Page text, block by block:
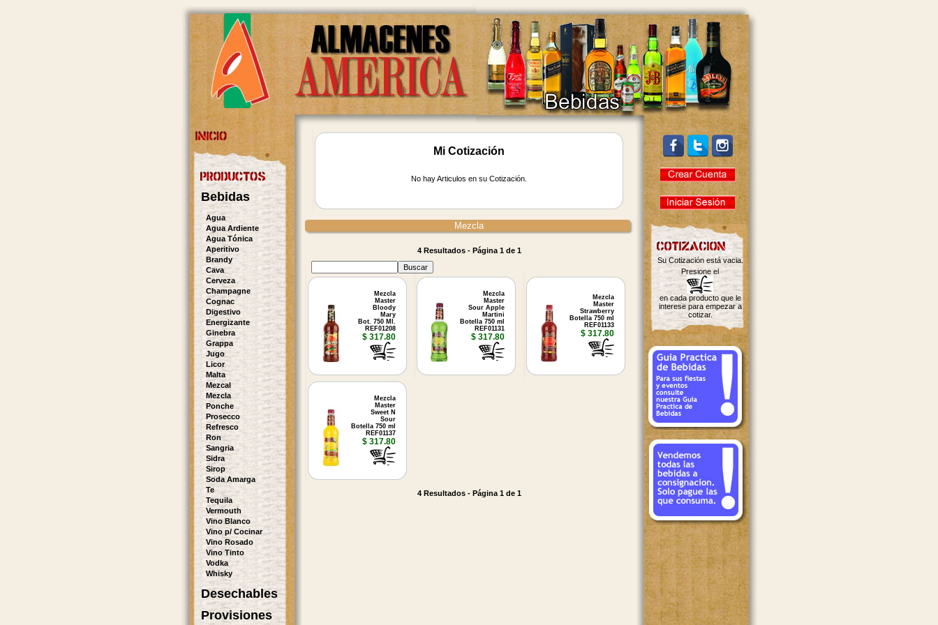
Bebidas
Agua
Agua Ardiente
Agua Tónica
Aperitivo
Brandy
Cava
Cerveza
Champagne
Cognac
Digestivo
Energizante
Ginebra
Grappa
Jugo
Licor
Malta
Mezcal
Mezcla
Ponche
Prosecco
Refresco
Ron
Sangria
Sidra
Sirop
Soda Amarga
Te
Tequila
Vermouth
Vino Blanco
Vino p/ Cocinar
Vino Rosado
Vino Tinto
Vodka
Whisky
Desechables
Provisiones
Mi Cotización
No hay Articulos en su Cotización.
Mezcla
4 Resultados - Página 1 de 1
Mezcla
Master
Bloody
Mary
Bot. 750 Ml.
REF01208
$ 317.80
Mezcla
Master
Sour Apple
Martini
Botella 750 ml
REF01131
$ 317.80
Mezcla
Master
Strawberry
Botella 750 ml
REF01133
$ 317.80
Mezcla
Master
Sweet N
Sour
Botella 750 ml
REF01137
$ 317.80
4 Resultados - Página 1 de 1
Su Cotización está vacia.
Presione el
en cada producto que le
interese para empezar a
cotizar.